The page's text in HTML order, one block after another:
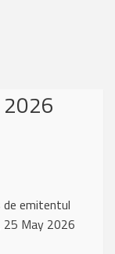
2026
de emitentul
25 May 2026